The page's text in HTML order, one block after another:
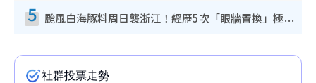
5 颱風白海豚料周日襲浙江！經歷5次「眼牆置換」極罕見 成登陸內地最長途颱風